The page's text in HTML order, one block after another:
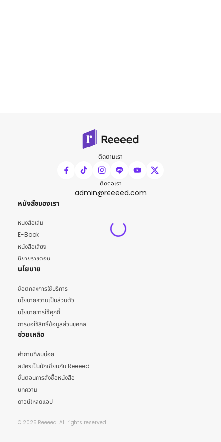
ติดตามเรา
ติดต่อเรา
admin@reeeed.com
หนังสือของเรา
หนังสือเล่ม
E-Book
หนังสือเสียง
นิยายรายตอน
นโยบาย
ข้อตกลงการใช้บริการ
นโยบายความเป็นส่วนตัว
นโยบายการใช้คุกกี้
การขอใช้สิทธิ์ข้อมูลส่วนบุคคล
ช่วยเหลือ
คำถามที่พบบ่อย
สมัครเป็นนักเขียนกับ Reeeed
ขั้นตอนการสั่งซื้อหนังสือ
บทความ
ดาวน์โหลดแอป
© 2025 Reeeed. All rights reserved.